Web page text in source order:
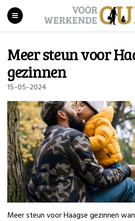
Meer steun voor
gezinnen
15-05-2024
Meer steun voor Haagse gezinnen